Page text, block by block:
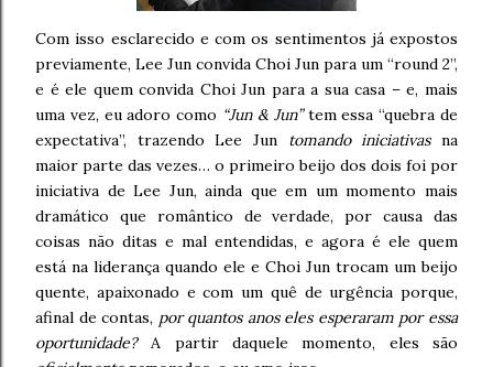
Com isso esclarecido e com os sentimentos já expostos
previamente, Lee Jun convida Choi Jun para um “round 2”,
e é ele quem convida Choi Jun para a sua casa – e, mais
uma vez, eu adoro como “Jun & Jun”tem essa “quebra de
expectativa”, trazendo Lee Jun tomando iniciativasna
maior parte das vezes… o primeiro beijo dos dois foi por
iniciativa de Lee Jun, ainda que em um momento mais
dramático que romântico de verdade, por causa das
coisas não ditas e mal entendidas, e agora é ele quem
está na liderança quando ele e Choi Jun trocam um beijo
quente, apaixonado e com um quê de urgência porque,
afinal de contas, por quantos anos eles esperaram por essa
oportunidade?A partir daquele momento, eles são